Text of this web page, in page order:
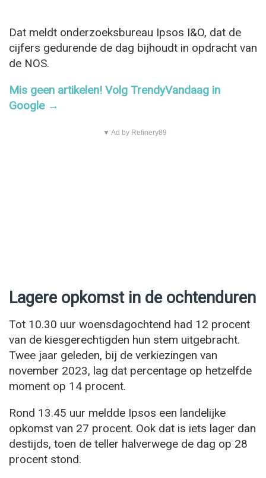
Dat meldt onderzoeksbureau Ipsos I&O, dat de
cijfers gedurende de dag bijhoudt in opdracht van
de NOS.
Mis geen artikelen! Volg TrendyVandaag in
Google →
▼ Ad by Refinery89
Lagere opkomst in de ochtenduren
Tot 10.30 uur woensdagochtend had 12 procent
van de kiesgerechtigden hun stem uitgebracht.
Twee jaar geleden, bij de verkiezingen van
november 2023, lag dat percentage op hetzelfde
moment op 14 procent.
Rond 13.45 uur meldde Ipsos een landelijke
opkomst van 27 procent. Ook dat is iets lager dan
destijds, toen de teller halverwege de dag op 28
procent stond.